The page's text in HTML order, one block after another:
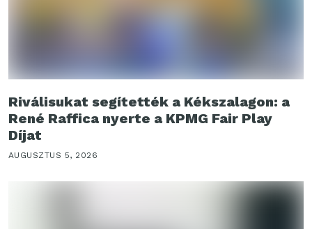
Riválisukat segítették a Kékszalagon: a
René Raffica nyerte a KPMG Fair Play
Díjat
AUGUSZTUS 5, 2026